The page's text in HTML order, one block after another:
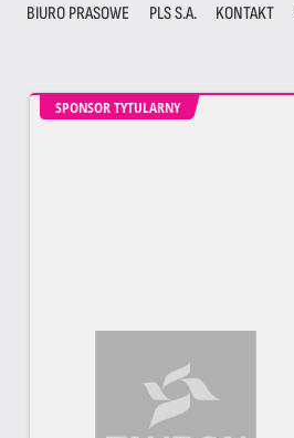
BIURO PRASOWE PLS S.A. KONTAKT
SPONSOR TYTULARNY